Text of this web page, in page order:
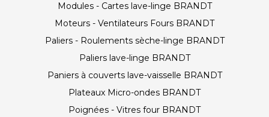
Modules - Cartes lave-linge BRANDT
Moteurs - Ventilateurs Fours BRANDT
Paliers - Roulements sèche-linge BRANDT
Paliers lave-linge BRANDT
Paniers à couverts lave-vaisselle BRANDT
Plateaux Micro-ondes BRANDT
Poignées - Vitres four BRANDT